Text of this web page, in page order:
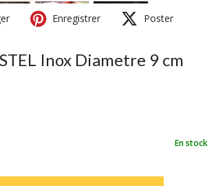
Enregistrer Poster
Inox Diametre 9 cm
En stock